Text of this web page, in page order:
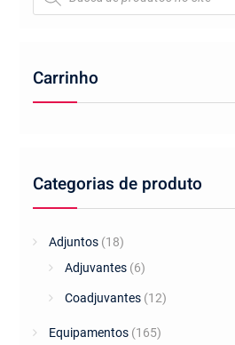
Carrinho
Categorias de produto
Adjuntos (18)
Adjuvantes (6)
Coadjuvantes (12)
Equipamentos (165)